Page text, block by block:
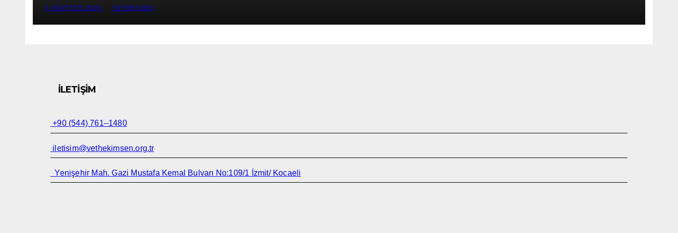
5 AĞUSTOS 2026 VETHEKSEN
İLETIŞIM
+90 (544) 761–1480
iletisim@vethekimsen.org.tr
Yenişehir Mah. Gazi Mustafa Kemal Bulvarı No:109/1 İzmit/ Kocaeli